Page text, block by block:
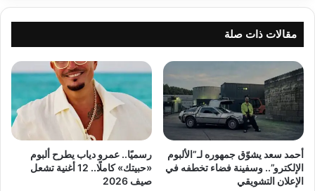
مقالات ذات صلة
أحمد سعد يشوّق جمهوره لـ”الألبوم
الإلكترو”.. وسفينة فضاء تخطفه في
الإعلان التشويقي
رسميًا.. عمرو دياب يطرح ألبوم
«حبيتك» كاملًا.. 12 أغنية تشعل
صيف 2026